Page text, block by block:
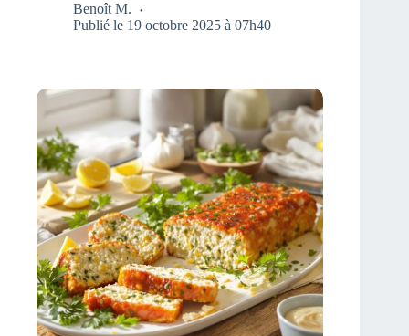
Benoît M.
Publié le 19 octobre 2025 à 07h40